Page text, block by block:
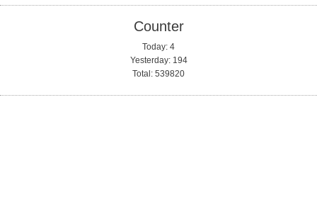
Counter
Today: 4
Yesterday: 194
Total: 539820